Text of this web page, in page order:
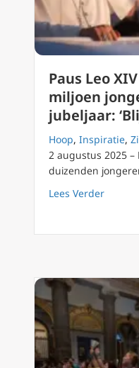
Paus Leo
miljoen
jubeljaar:
Hoop, Inspiratie,
2 augustus 2025 –
duizenden
Lees Verderabout